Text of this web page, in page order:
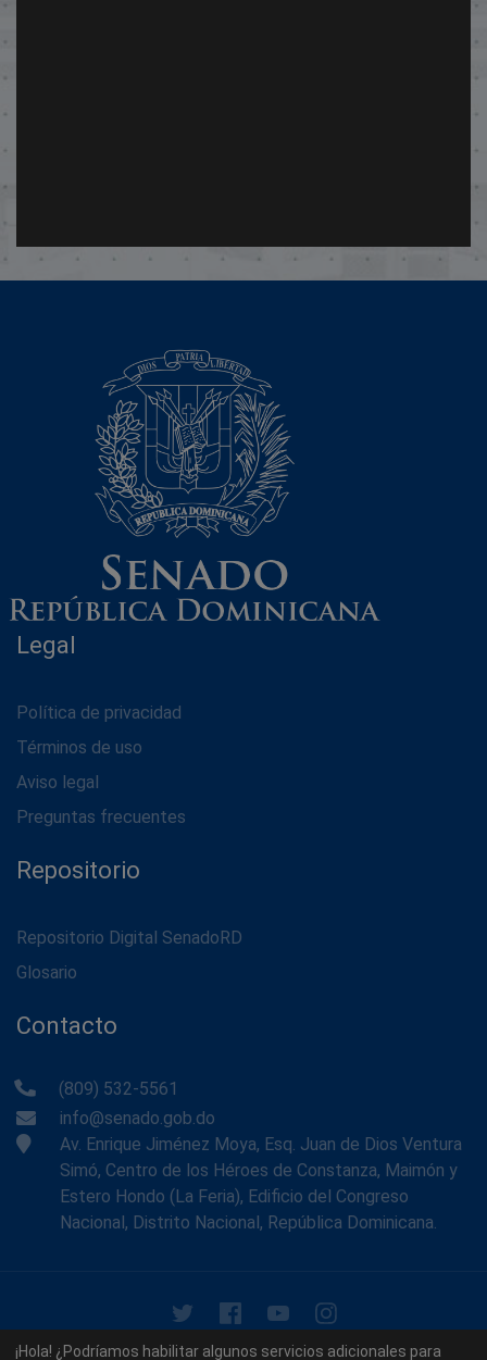
Legal
Política de privacidad
Términos de uso
Aviso legal
Preguntas frecuentes
Repositorio
Repositorio Digital SenadoRD
Glosario
Contacto
(809) 532-5561
info@senado.gob.do
Av. Enrique Jiménez Moya, Esq. Juan de Dios Ventura
Simó, Centro de los Héroes de Constanza, Maimón y
Estero Hondo (La Feria), Edificio del Congreso
Nacional, Distrito Nacional, República Dominicana.
© 2026 - Memoria Histórica del Senado de la República
¡Hola! ¿Podríamos habilitar algunos servicios adicionales para